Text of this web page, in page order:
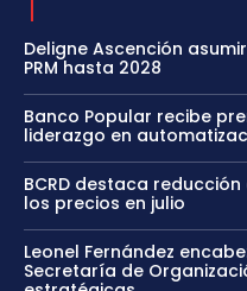
Deligne Ascención
PRM hasta 2028
Banco Popular recibe
liderazgo en
BCRD destaca
los precios en julio
Leonel Fernández
Secretaría de